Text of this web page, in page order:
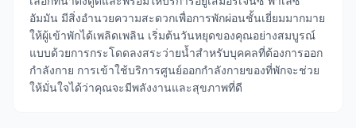
อัมมัน มีสิ่งอำนวยความสะดวกเพื่อการพักผ่อนชั้นเยี่ยมมากมาย
ให้ผู้เข้าพักได้เพลิดเพลิน เริ่มต้นวันหยุดของคุณอย่างสมบูรณ์
แบบด้วยการกระโดดลงสระว่ายน้ำสำหรับบุคคลที่ต้องการออก
กำลังกาย การเข้าใช้บริการศูนย์ออกกำลังกายของที่พักจะช่วย
ให้มั่นใจได้ว่าคุณจะมีพลังงานและสุขภาพที่ดี